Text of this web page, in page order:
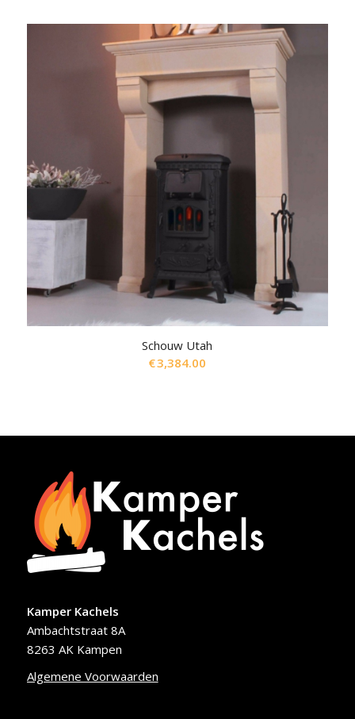
Schouw Utah
€3,384.00
Kamper Kachels
Ambachtstraat 8A
8263 AK Kampen
Algemene Voorwaarden